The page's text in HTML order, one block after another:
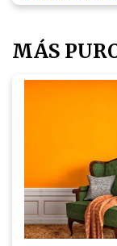
MÁS